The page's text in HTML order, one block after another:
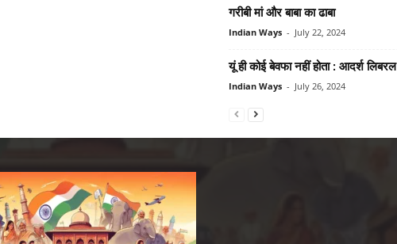
गरीबी मां और बाबा का ढाबा
Indian Ways - July 22, 2024
यूं ही कोई बेवफा नहीं होता : आदर्श लिबरल
Indian Ways - July 26, 2024